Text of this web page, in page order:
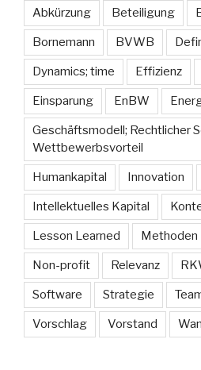
Abkürzung Beteiligung
Bornemann BVWB
Dynamics; time Effizienz
Einsparung EnBW
Geschäftsmodell; Rechtlicher
Wettbewerbsvorteil
Humankapital Innovation
Intellektuelles Kapital
Lesson Learned Methoden
Non-profit Relevanz
Software Strategie
Vorschlag Vorstand